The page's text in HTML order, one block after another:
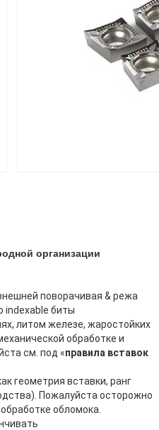
организации
поворачивая & режа
indexable биты
литом железе, жаростойких
обработке и
см. под «правила вставок
геометрия вставки, ранг
Пожалуйста осторожно
обломока.